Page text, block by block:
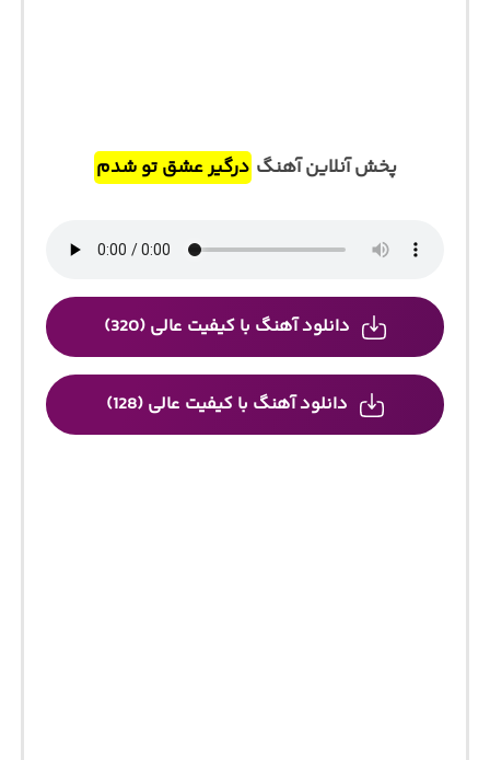
پخش آنلاین آهنگ درگیر عشق تو شدم
دانلود آهنگ با کیفیت عالی (320)
دانلود آهنگ با کیفیت عالی (128)